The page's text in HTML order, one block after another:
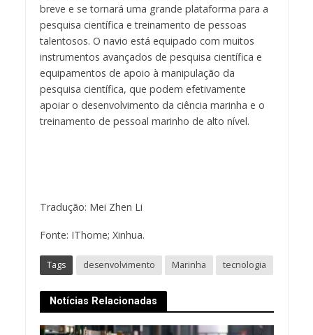
breve e se tornará uma grande plataforma para a
pesquisa científica e treinamento de pessoas
talentosos. O navio está equipado com muitos
instrumentos avançados de pesquisa científica e
equipamentos de apoio à manipulação da
pesquisa científica, que podem efetivamente
apoiar o desenvolvimento da ciência marinha e o
treinamento de pessoal marinho de alto nível.
Tradução: Mei Zhen Li
Fonte: IThome; Xinhua.
Tags desenvolvimento Marinha tecnologia
Notícias Relacionadas